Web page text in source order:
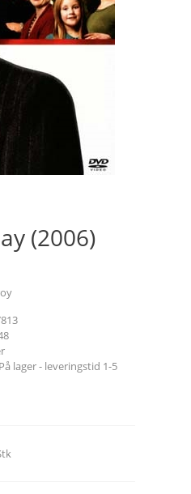
(2006)
På lager - leveringstid 1-5